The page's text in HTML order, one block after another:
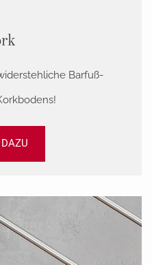
Barfuß-